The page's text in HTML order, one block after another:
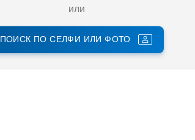
или
ПОИСК ПО СЕЛФИ ИЛИ ФОТО